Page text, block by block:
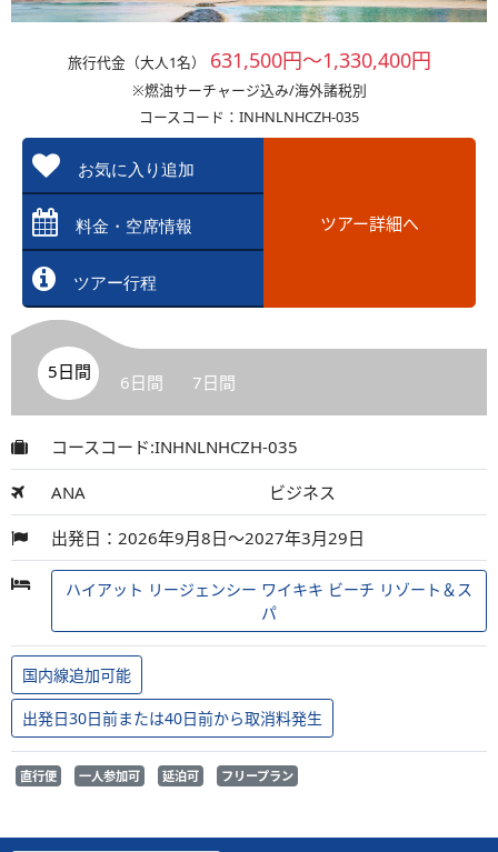
旅行代金（大人1名） 631,500円～1,330,400円
※燃油サーチャージ込み/海外諸税別
コースコード：INHNLNHCZH-035
お気に入り追加
料金・空席情報
ツアー行程
ツアー詳細へ
5日間 6日間 7日間
コースコード:INHNLNHCZH-035
ANA ビジネス
出発日：2026年9月8日～2027年3月29日
ハイアット リージェンシー ワイキキ ビーチ リゾート＆ス
パ
国内線追加可能
出発日30日前または40日前から取消料発生
直行便 一人参加可 延泊可 フリープラン